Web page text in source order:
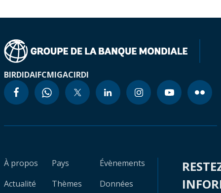
BIRDIDAIFCMIGACIRDI
À propos
Actualité
Pays
Thèmes
Évènements
Données